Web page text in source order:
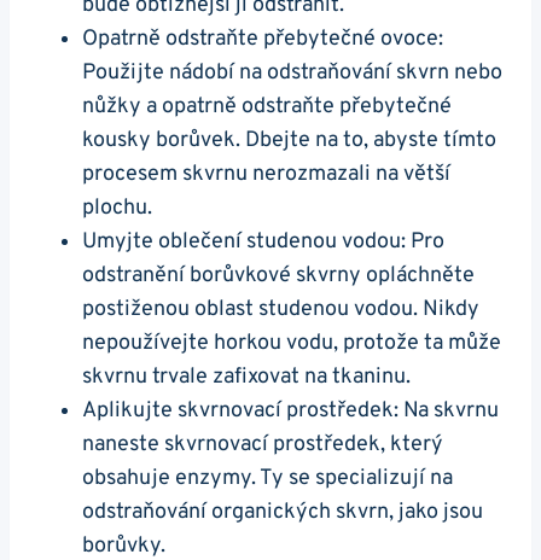
Opatrně odstraňte přebytečné ovoce:
Použijte nádobí na odstraňování skvrn nebo
nůžky a opatrně odstraňte přebytečné
kousky borůvek. Dbejte na to, abyste tímto
procesem skvrnu nerozmazali na větší
plochu.
Umyjte oblečení studenou vodou: Pro
odstranění borůvkové skvrny opláchněte
postiženou oblast studenou vodou. Nikdy
nepoužívejte horkou vodu, protože ta může
skvrnu trvale zafixovat na tkaninu.
Aplikujte skvrnovací prostředek: Na skvrnu
naneste skvrnovací prostředek, který
obsahuje enzymy. Ty se specializují na
odstraňování organických skvrn, jako jsou
borůvky.